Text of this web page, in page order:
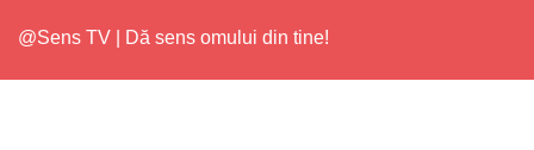
@Sens TV | Dă sens omului din tine!